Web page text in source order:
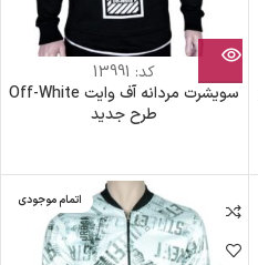
کد: 13991
سویشرت مردانه آف وایت Off-White
طرح جدید
اتمام موجودی